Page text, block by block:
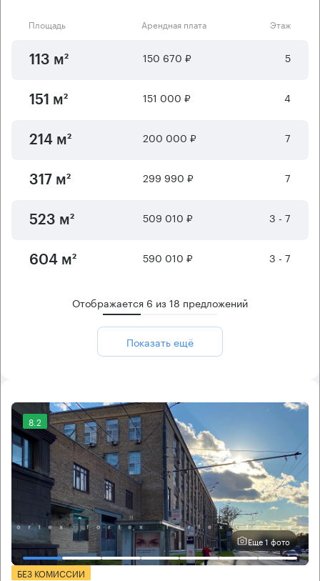
Площадь Арендная плата Этаж
113 м² 150 670 ₽ 5
151 м² 151 000 ₽ 4
214 м² 200 000 ₽ 7
317 м² 299 990 ₽ 7
523 м² 509 010 ₽ 3 - 7
604 м² 590 010 ₽ 3 - 7
Отображается 6 из18 предложений
Показать ещё
8.2
Еще 1 фото
БЕЗ КОМИССИИ